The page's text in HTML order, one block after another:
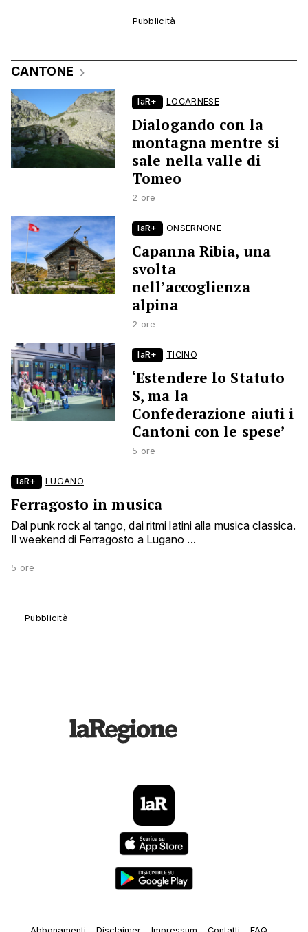
CANTONE
laR+ LOCARNESE
Dialogando con la
montagna mentre si
sale nella valle di
Tomeo
2 ore
laR+ ONSERNONE
Capanna Ribia, una
svolta
nell’accoglienza
alpina
2 ore
laR+ TICINO
‘Estendere lo Statuto
S, ma la
Confederazione aiuti i
Cantoni con le spese’
5 ore
laR+ LUGANO
Ferragosto in musica
Dal punk rock al tango, dai ritmi latini alla musica classica.
Il weekend di Ferragosto a Lugano ...
5 ore